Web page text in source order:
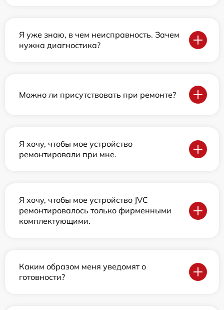
Я уже знаю, в чем неисправность. Зачем
нужна диагностика?
Можно ли присутствовать при ремонте?
Я хочу, чтобы мое устройство
ремонтировали при мне.
Я хочу, чтобы мое устройство JVC
ремонтировалось только фирменными
комплектующими.
Каким образом меня уведомят о
готовности?